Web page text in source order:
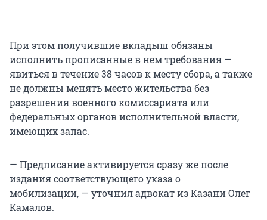
При этом получившие вкладыш обязаны
исполнить прописанные в нем требования —
явиться в течение 38 часов к месту сбора, а также
не должны менять место жительства без
разрешения военного комиссариата или
федеральных органов исполнительной власти,
имеющих запас.
— Предписание активируется сразу же после
издания соответствующего указа о
мобилизации, — уточнил адвокат из Казани Олег
Камалов.